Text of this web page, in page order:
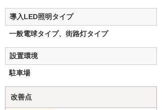
導入LED照明タイプ
一般電球タイプ、街路灯タイプ
設置環境
駐車場
改善点